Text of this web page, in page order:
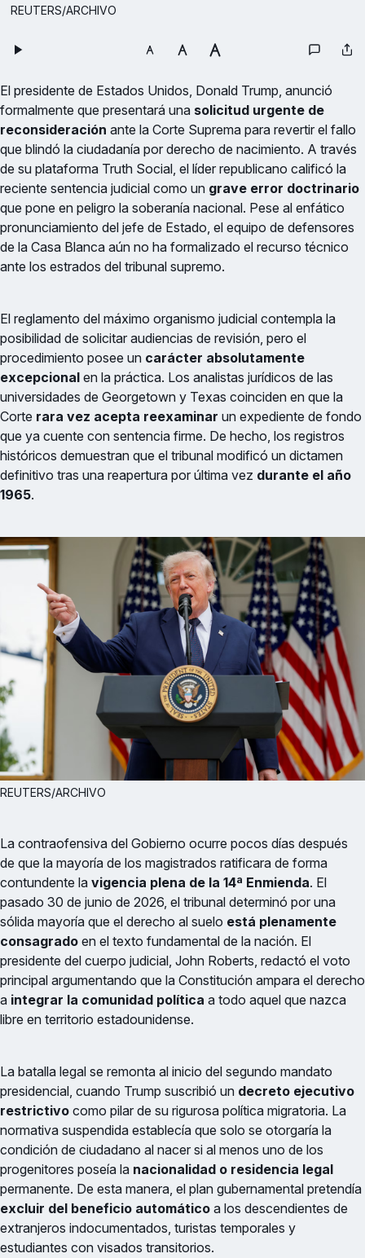
REUTERS/ARCHIVO
El presidente de Estados Unidos, Donald Trump, anunció
formalmente que presentará una solicitud urgente de
reconsideración ante la Corte Suprema para revertir el fallo
que blindó la ciudadanía por derecho de nacimiento. A través
de su plataforma Truth Social, el líder republicano calificó la
reciente sentencia judicial como un grave error doctrinario
que pone en peligro la soberanía nacional. Pese al enfático
pronunciamiento del jefe de Estado, el equipo de defensores
de la Casa Blanca aún no ha formalizado el recurso técnico
ante los estrados del tribunal supremo.
El reglamento del máximo organismo judicial contempla la
posibilidad de solicitar audiencias de revisión, pero el
procedimiento posee un carácter absolutamente
excepcional en la práctica. Los analistas jurídicos de las
universidades de Georgetown y Texas coinciden en que la
Corte rara vez acepta reexaminar un expediente de fondo
que ya cuente con sentencia firme. De hecho, los registros
históricos demuestran que el tribunal modificó un dictamen
definitivo tras una reapertura por última vez durante el año
1965.
REUTERS/ARCHIVO
La contraofensiva del Gobierno ocurre pocos días después
de que la mayoría de los magistrados ratificara de forma
contundente la vigencia plena de la 14ª Enmienda. El
pasado 30 de junio de 2026, el tribunal determinó por una
sólida mayoría que el derecho al suelo está plenamente
consagrado en el texto fundamental de la nación. El
presidente del cuerpo judicial, John Roberts, redactó el voto
principal argumentando que la Constitución ampara el derecho
a integrar la comunidad política a todo aquel que nazca
libre en territorio estadounidense.
La batalla legal se remonta al inicio del segundo mandato
presidencial, cuando Trump suscribió un decreto ejecutivo
restrictivo como pilar de su rigurosa política migratoria. La
normativa suspendida establecía que solo se otorgaría la
condición de ciudadano al nacer si al menos uno de los
progenitores poseía la nacionalidad o residencia legal
permanente. De esta manera, el plan gubernamental pretendía
excluir del beneficio automático a los descendientes de
extranjeros indocumentados, turistas temporales y
estudiantes con visados transitorios.